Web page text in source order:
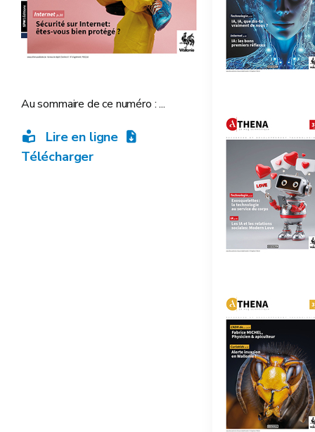
Au sommaire de ce numéro : ...
Lire en ligne
Télécharger